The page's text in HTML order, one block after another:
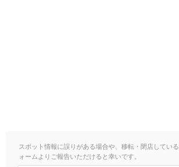
スポット情報に誤りがある場合や、移転・閉店してい
ォームよりご報告いただけると幸いです。